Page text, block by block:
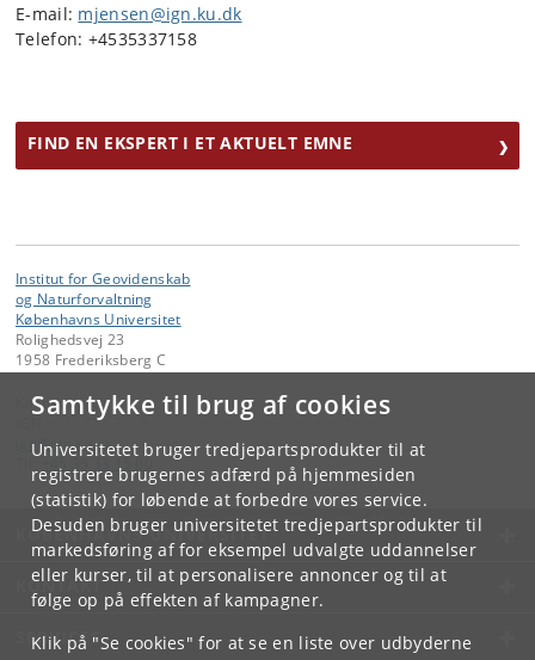
Samtykke til brug af cookies
Universitetet bruger tredjepartsprodukter til at
registrere brugernes adfærd på hjemmesiden
(statistik) for løbende at forbedre vores service.
Desuden bruger universitetet tredjepartsprodukter til
markedsføring af for eksempel udvalgte uddannelser
eller kurser, til at personalisere annoncer og til at
følge op på effekten af kampagner.
Klik på "Se cookies" for at se en liste over udbyderne
E-mail: mjensen@ign.ku.dk
Telefon: +4535337158
FIND EN EKSPERT I ET AKTUELT EMNE
Institut for Geovidenskab
og Naturforvaltning
Københavns Universitet
Rolighedsvej 23
1958 Frederiksberg C
Kontakt:
ign @ign. ku.dk
KØBENHAVNS UNIVERSITET
KONTAKT
SERVICES